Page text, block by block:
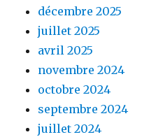
décembre 2025
juillet 2025
avril 2025
novembre 2024
octobre 2024
septembre 2024
juillet 2024